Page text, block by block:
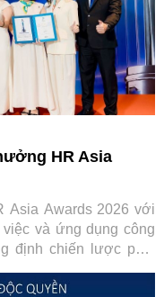
HR Asia
Asia Awards 2026 với
và ứng dụng công
định chiến lược phát